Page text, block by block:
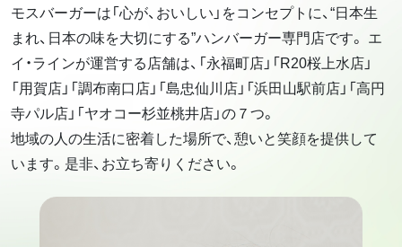
モスバーガーは「心が、おいしい」をコンセプトに、“日本生
まれ、日本の味を大切にする”ハンバーガー専門店です。 エ
イ・ラインが運営する店舗は、「永福町店」「R20桜上水店」
「用賀店」「調布南口店」「島忠仙川店」「浜田山駅前店」「高円
寺パル店」「ヤオコー杉並桃井店」の７つ。
地域の人の生活に密着した場所で、憩いと笑顔を提供して
います。 ​是非、お立ち寄りください。